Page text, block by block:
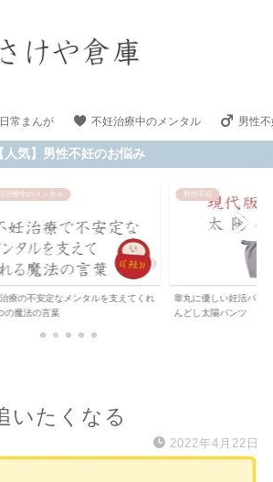
日常まんが 不妊治療中のメンタル 男性
人気】男性不妊のお悩み
治療中のメンタル
療の不安定なメンタルを支えてくれ
の魔法の言葉
男性不妊
睾丸に優しい妊活パン
んどし太陽パンツ
いたくなる
2022年4月22日